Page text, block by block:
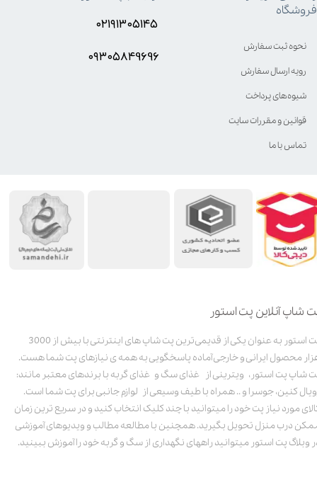
شاپ آنلاین پت استور
پت استور به عنوان یکی از قدیمی‌ترین پت شاپ های اینترنتی با بیش از 3000
محصول ایرانی و خارجی آماده پاسخگویی به همه ی نیازهای پت شما هست.
شاپ پت استور، ویترینی از غذای سگ و غذای گربه با برندهای معتبر مانند:
کنین، جوسرا و .. همراه با طیف وسیعی از لوازم جانبی برای پت شما است.
مورد نیاز پت خود را میتوانید با چند کلیک انتخاب کنید و در سریع ترین زمان
درب منزل تحویل بگیرید. همچنین با مطالعه مطالب و ویدیوهای آموزشی
وبلاگ پت استور میتوانید راههای نگهداری از سگ و گربه خود را آموزش ببینید.
فروشگاه
نحوه ثبت سفارش
رویه ارسال سفارش
شیوه‌های پرداخت
قوانین و مقررات سایت
تماس با ما
۰۲۱۹۱۳۰۵۱۴۵
۰۹۳۰۵8۴9696